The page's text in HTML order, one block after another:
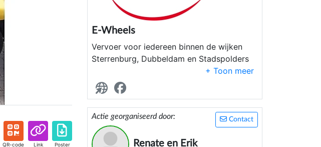
QR-code Link Poster
E-Wheels
Vervoer voor iedereen binnen de wijken
Sterrenburg, Dubbeldam en Stadspolders
Contact
Actie georganiseerd door:
Renate en Erik